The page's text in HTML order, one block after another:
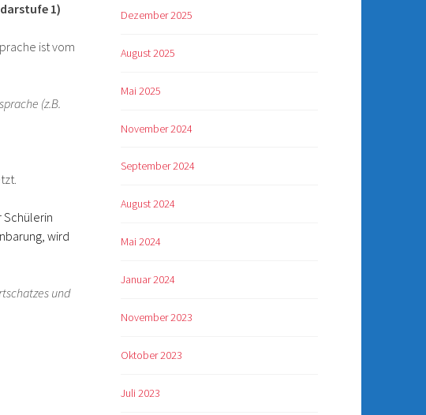
1)
ist vom
(z.B.
Schülerin
wird
und
Dezember 2025
August 2025
Mai 2025
November 2024
September 2024
August 2024
Mai 2024
Januar 2024
November 2023
Oktober 2023
Juli 2023